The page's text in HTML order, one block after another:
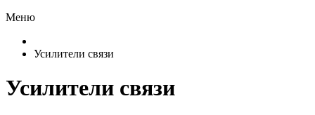
Меню
Усилители связи
Усилители связи